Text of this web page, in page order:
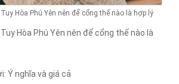
Hòa Phú Yên nên để cổng thế nào là hợp lý
Hòa Phú Yên nên để cổng thế nào là
Ý nghĩa và giá cả